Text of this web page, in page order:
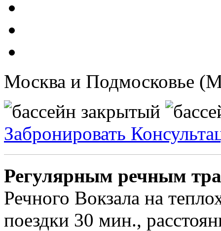
Москва и Подмосковье
Забронировать
Регулярным речным
Речного Вокзала на
поездки 30 мин.,